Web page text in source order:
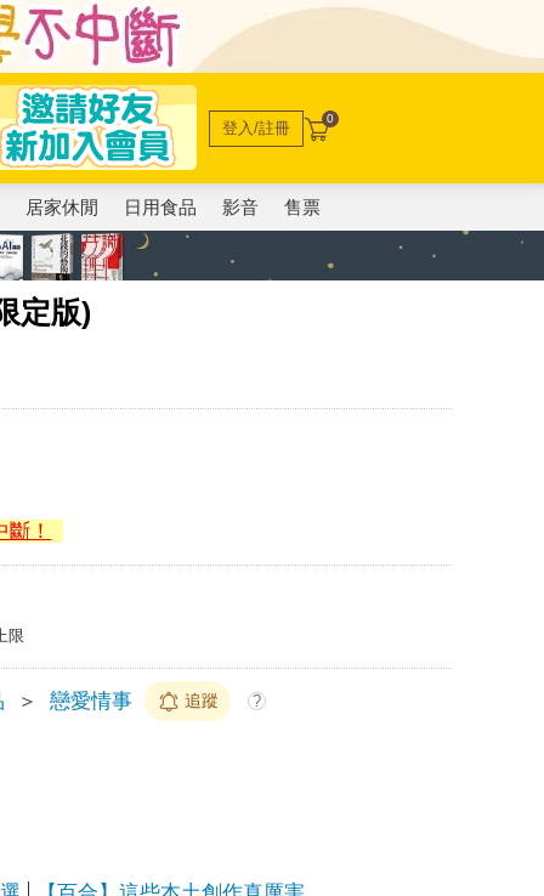
登入/註冊 0
居家休閒 日用食品 影音 售票
定版)
！
限
＞ 戀愛情事 追蹤 ?